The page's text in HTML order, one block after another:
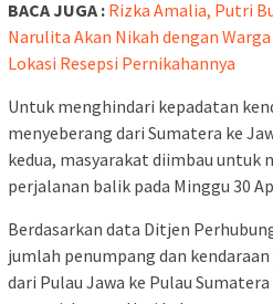
BACA JUGA : Rizka Amalia, Putri
Narulita Akan Nikah dengan
Lokasi Resepsi Pernikahannya
Untuk menghindari kepadatan
menyeberang dari Sumatera ke
kedua, masyarakat diimbau untuk
perjalanan balik pada Minggu 30
Berdasarkan data Ditjen
jumlah penumpang dan
dari Pulau Jawa ke Pulau